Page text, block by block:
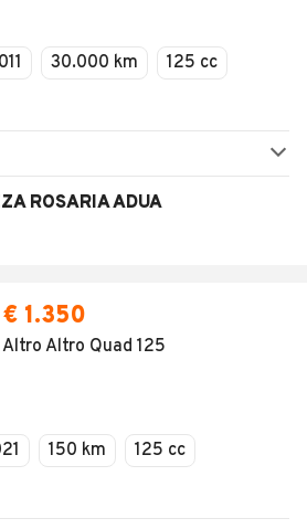
30.000 km
125 cc
ROSARIA ADUA
€ 1.350
Altro Altro Quad 125
150 km
125 cc